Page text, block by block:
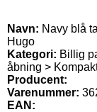
Navn: Navy blå
Hugo
Kategori: Billig
åbning >
Producent:
Varenummer:
EAN: